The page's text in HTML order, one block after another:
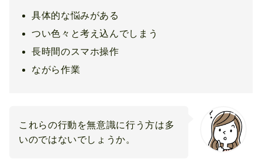
具体的な悩みがある
つい色々と考え込んでしまう
長時間のスマホ操作
ながら作業
これらの行動を無意識に行う方は多
いのではないでしょうか。